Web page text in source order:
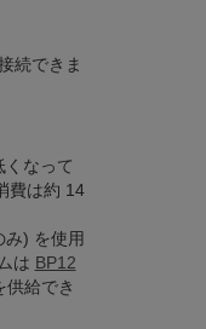
続できま
なって
費は約 14
み) を使用
は BP12
供給でき